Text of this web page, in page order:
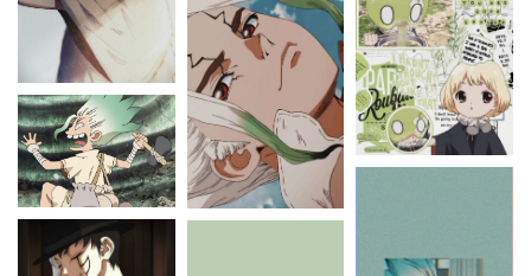
STUDIO GHIBLI
THE LAST OF US
THE MANDALORIAN
THE PROMISE NEVERLAND
VINLAND SAGA